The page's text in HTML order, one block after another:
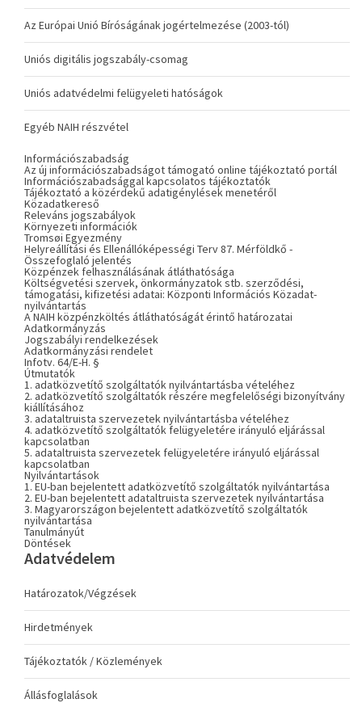
Az Európai Unió Bíróságának jogértelmezése (2003-tól)
Uniós digitális jogszabály-csomag
Uniós adatvédelmi felügyeleti hatóságok
Egyéb NAIH részvétel
Információszabadság
Az új információszabadságot támogató online tájékoztató portál
Információszabadsággal kapcsolatos tájékoztatók
Tájékoztató a közérdekű adatigénylések menetéről
Közadatkereső
Releváns jogszabályok
Környezeti információk
Tromsøi Egyezmény
Helyreállítási és Ellenállóképességi Terv 87. Mérföldkő -
Összefoglaló jelentés
Közpénzek felhasználásának átláthatósága
Költségvetési szervek, önkormányzatok stb. szerződési,
támogatási, kifizetési adatai: Központi Információs Közadat-
nyilvántartás
A NAIH közpénzköltés átláthatóságát érintő határozatai
Adatkormányzás
Jogszabályi rendelkezések
Adatkormányzási rendelet
Infotv. 64/E-H. §
Útmutatók
1. adatközvetítő szolgáltatók nyilvántartásba vételéhez
2. adatközvetítő szolgáltatók részére megfelelőségi bizonyítvány
kiállításához
3. adataltruista szervezetek nyilvántartásba vételéhez
4. adatközvetítő szolgáltatók felügyeletére irányuló eljárással
kapcsolatban
5. adataltruista szervezetek felügyeletére irányuló eljárással
kapcsolatban
Nyilvántartások
1. EU-ban bejelentett adatközvetítő szolgáltatók nyilvántartása
2. EU-ban bejelentett adataltruista szervezetek nyilvántartása
3. Magyarországon bejelentett adatközvetítő szolgáltatók
nyilvántartása
Tanulmányút
Döntések
Adatvédelem
Határozatok/Végzések
Hirdetmények
Tájékoztatók / Közlemények
Állásfoglalások